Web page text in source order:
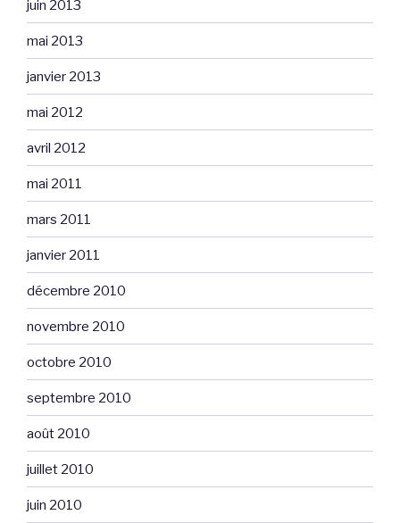
juin 2013
mai 2013
janvier 2013
mai 2012
avril 2012
mai 2011
mars 2011
janvier 2011
décembre 2010
novembre 2010
octobre 2010
septembre 2010
août 2010
juillet 2010
juin 2010